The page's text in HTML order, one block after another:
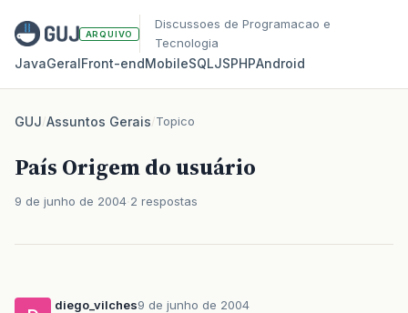
ARQUIVO
Discussoes de Programacao e
Tecnologia
JavaGeralFront‑endMobileSQLJSPHPAndroid
GUJ/Assuntos Gerais/Topico
País Origem do usuário
9 de junho de 2004 2 respostas
diego_vilches9 de junho de 2004